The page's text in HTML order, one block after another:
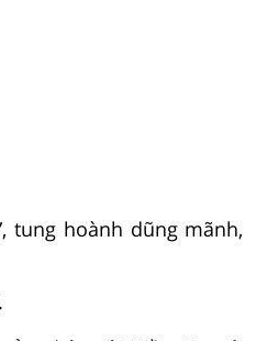
tung hoành dũng mãnh,